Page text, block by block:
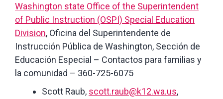
Washington state Office of the Superintendent
of Public Instruction (OSPI) Special Education
Division, Oficina del Superintendente de
Instrucción Pública de Washington, Sección de
Educación Especial – Contactos para familias y
la comunidad – 360-725-6075
Scott Raub, scott.raub@k12.wa.us,